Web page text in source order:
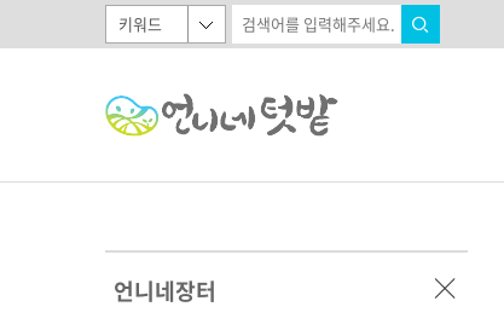
언니네장터